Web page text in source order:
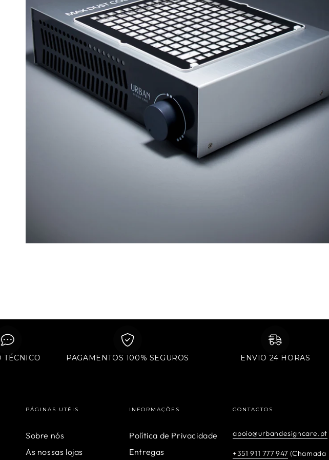
TÉCNICO PAGAMENTOS 100% SEGUROS ENVIO 24 HORAS
PÁGINAS UTÉIS
Sobre nós
As nossas lojas
INFORMAÇÕES
Política de Privacidade
Entregas
CONTACTOS
apoio@urbandesigncare.pt
+351 911 777 947 (Chamada